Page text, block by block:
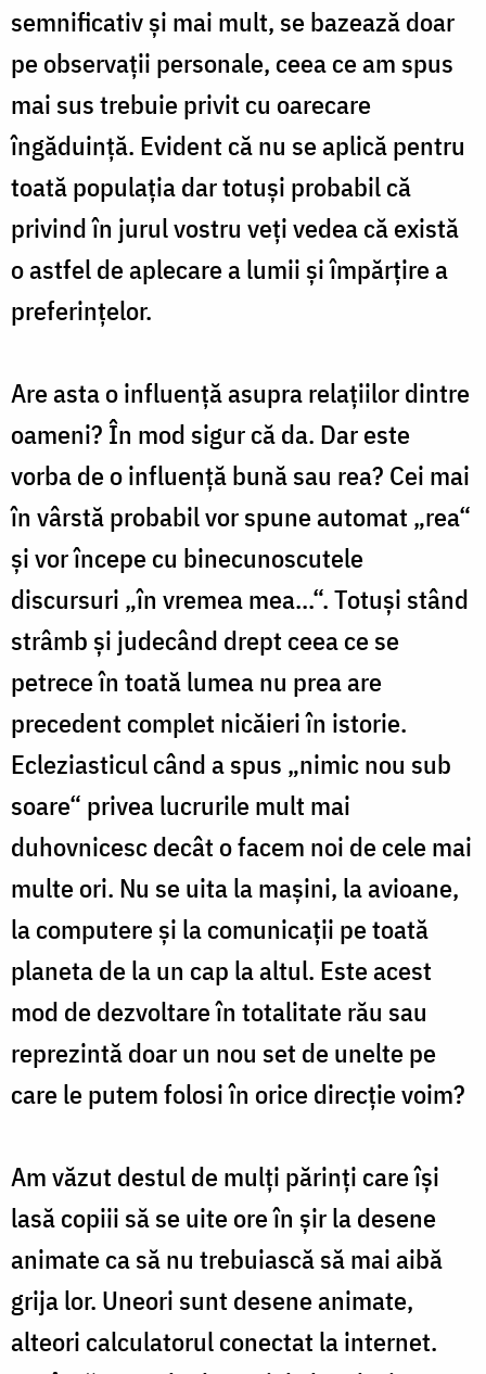
semnificativ și mai mult, se bazează doar
pe observații personale, ceea ce am spus
mai sus trebuie privit cu oarecare
îngăduință. Evident că nu se aplică pentru
toată populația dar totuși probabil că
privind în jurul vostru veți vedea că există
o astfel de aplecare a lumii și împărțire a
preferințelor.
Are asta o influență asupra relațiilor dintre
oameni? În mod sigur că da. Dar este
vorba de o influență bună sau rea? Cei mai
în vârstă probabil vor spune automat „rea“
și vor începe cu binecunoscutele
discursuri „în vremea mea...“. Totuși stând
strâmb și judecând drept ceea ce se
petrece în toată lumea nu prea are
precedent complet nicăieri în istorie.
Ecleziasticul când a spus „nimic nou sub
soare“ privea lucrurile mult mai
duhovnicesc decât o facem noi de cele mai
multe ori. Nu se uita la mașini, la avioane,
la computere și la comunicații pe toată
planeta de la un cap la altul. Este acest
mod de dezvoltare în totalitate rău sau
reprezintă doar un nou set de unelte pe
care le putem folosi în orice direcție voim?
Am văzut destul de mulți părinți care își
lasă copiii să se uite ore în șir la desene
animate ca să nu trebuiască să mai aibă
grija lor. Uneori sunt desene animate,
alteori calculatorul conectat la internet.